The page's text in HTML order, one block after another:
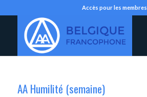
Accès pour les membres
AA Humilité (semaine)